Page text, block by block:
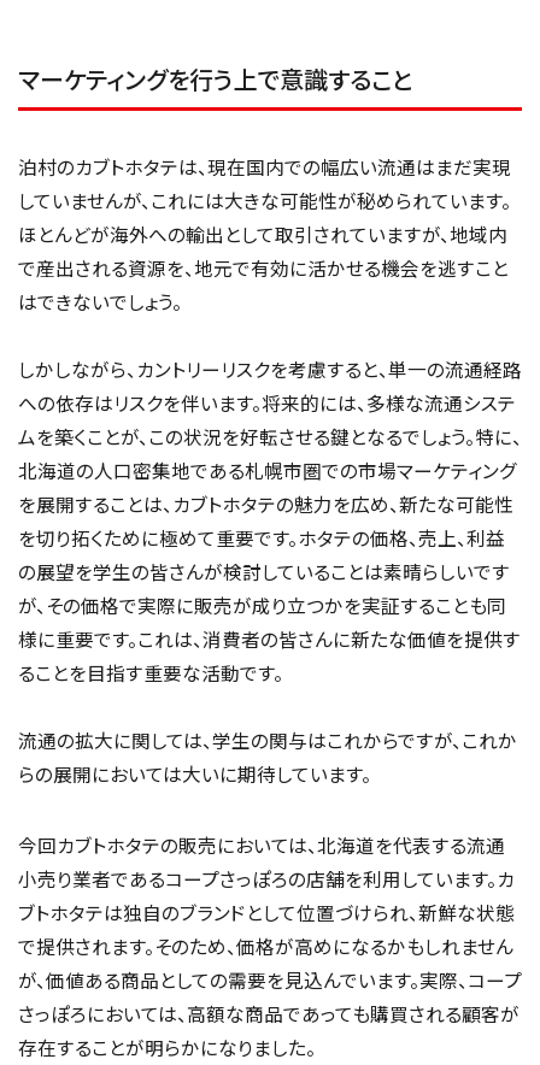
マーケティングを行う上で意識すること
泊村のカブトホタテは、現在国内での幅広い流通はまだ実現
していませんが、これには大きな可能性が秘められています。
ほとんどが海外への輸出として取引されていますが、地域内
で産出される資源を、地元で有効に活かせる機会を逃すこと
はできないでしょう。
しかしながら、カントリーリスクを考慮すると、単一の流通経路
への依存はリスクを伴います。将来的には、多様な流通システ
ムを築くことが、この状況を好転させる鍵となるでしょう。特に、
北海道の人口密集地である札幌市圏での市場マーケティング
を展開することは、カブトホタテの魅力を広め、新たな可能性
を切り拓くために極めて重要です。ホタテの価格、売上、利益
の展望を学生の皆さんが検討していることは素晴らしいです
が、その価格で実際に販売が成り立つかを実証することも同
様に重要です。これは、消費者の皆さんに新たな価値を提供す
ることを目指す重要な活動です。
流通の拡大に関しては、学生の関与はこれからですが、これか
らの展開においては大いに期待しています。
今回カブトホタテの販売においては、北海道を代表する流通
小売り業者であるコープさっぽろの店舗を利用しています。カ
ブトホタテは独自のブランドとして位置づけられ、新鮮な状態
で提供されます。そのため、価格が高めになるかもしれません
が、価値ある商品としての需要を見込んでいます。実際、コープ
さっぽろにおいては、高額な商品であっても購買される顧客が
存在することが明らかになりました。